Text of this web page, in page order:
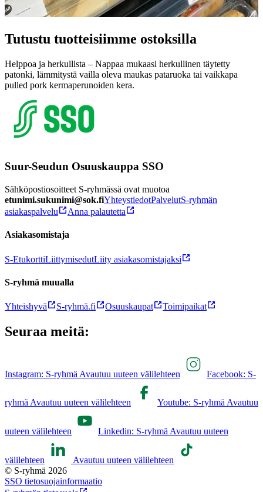
Tutustu tuotteisiimme ostoksilla
Helppoa ja herkullista – Nappaa mukaasi herkullinen täytetty
patonki, lämmitystä vailla oleva maukas pataruoka tai vaikkapa
pulled pork kermaperunoiden kera.
Suur-Seudun Osuuskauppa SSO
Sähköpostiosoitteet S-ryhmässä ovat muotoa
etunimi.sukunimi@sok.fiYhteystiedotPalvelutS-ryhmän
asiakaspalvelu
Anna palautetta
Asiakasomistaja
S-EtukorttiLiittymisedutLiity asiakasomistajaksi
S-ryhmä muualla
Yhteishyvä S-ryhmä.fi Osuuskaupat Toimipaikat
Seuraa meitä:
Instagram: S-ryhmä Avautuu uuteen välilehteen Facebook: S-
ryhmä Avautuu uuteen välilehteen Youtube: S-ryhmä Avautuu
uuteen välilehteen Linkedin: S-ryhmä Avautuu uuteen
välilehteen
Avautuu uuteen välilehteen
© S-ryhmä 2026
SSO tietosuojainformaatio